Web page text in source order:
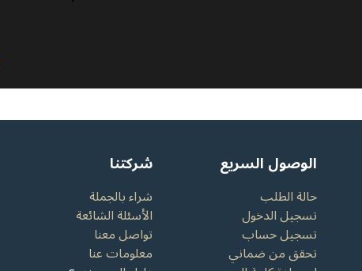
الوصول السريع
حالة الطلب
تسجيل الدخول
تسجيل حساب
تحقق من ضماني
شركتنا
شراء بالجملة
الأسئلة الشائعة
تواصل معنا
معلومات عنا